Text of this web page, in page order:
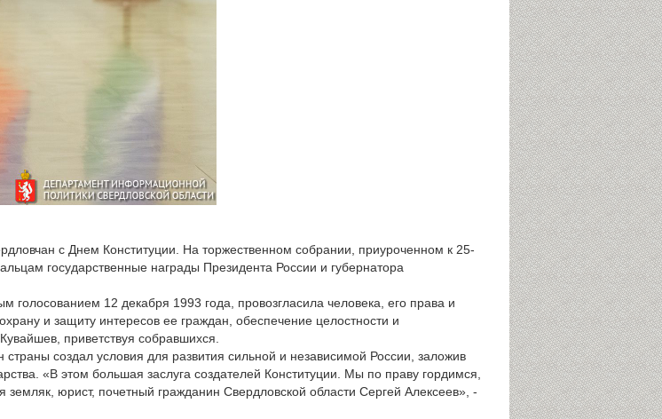
с Днем Конституции. На торжественном собрании, приуроченном к 25-
государственные награды Президента России и губернатора
голосованием 12 декабря 1993 года, провозгласила человека, его права и
и защиту интересов ее граждан, обеспечение целостности и
приветствуя собравшихся.
создал условия для развития сильной и независимой России, заложив
«В этом большая заслуга создателей Конституции. Мы по праву гордимся,
юрист, почетный гражданин Свердловской области Сергей Алексеев», -